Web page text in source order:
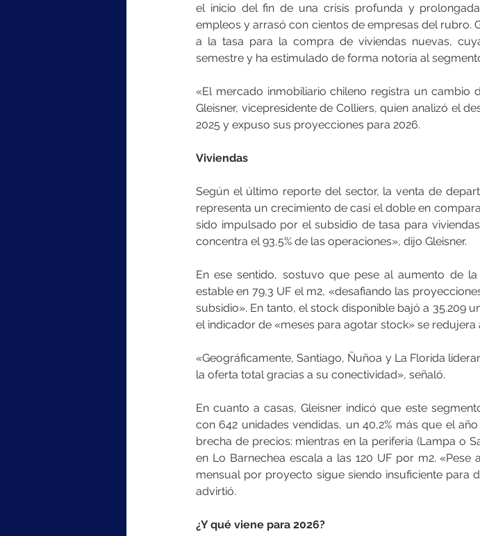
el inicio del fin de una crisis profunda y
empleos y arrasó con cientos de empresas del rubro.
a la tasa para la compra de viviendas nuevas,
semestre y ha estimulado de forma notoria al
«El mercado inmobiliario chileno registra un cambio
Gleisner, vicepresidente de Colliers, quien analizó el
2025 y expuso sus proyecciones para 2026.
Viviendas
Según el último reporte del sector, la venta de
representa un crecimiento de casi el doble en
sido impulsado por el subsidio de tasa para
concentra el 93,5% de las operaciones», dijo Gleisner.
En ese sentido, sostuvo que pese al aumento de
estable en 79,3 UF el m2, «desafiando las
subsidio». En tanto, el stock disponible bajó a 35.209
el indicador de «meses para agotar stock» se redujera
«Geográficamente, Santiago, Ñuñoa y La Florida
la oferta total gracias a su conectividad», señaló.
En cuanto a casas, Gleisner indicó que este
con 642 unidades vendidas, un 40,2% más que el
brecha de precios: mientras en la periferia (Lampa o
en Lo Barnechea escala a las 120 UF por m2.
mensual por proyecto sigue siendo insuficiente para
advirtió.
¿Y qué viene para 2026?